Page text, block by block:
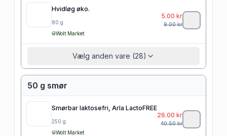
Hvidløg øko.
80 g
Wolt Market
5.00 kr
9.00kr
Vælg anden vare (28)
50 g smør
Smørbar laktosefri, Arla LactoFREE
250 g
Wolt Market
26.00 kr
40.50kr